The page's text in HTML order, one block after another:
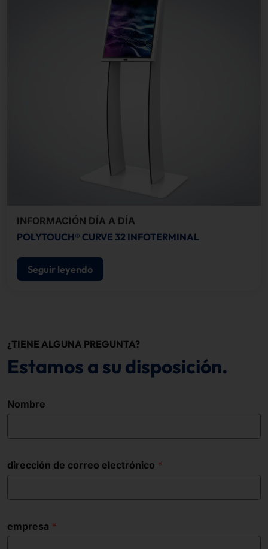
INFORMACIÓN DÍA A DÍA
POLYTOUCH® CURVE 32 INFOTERMINAL
Seguir leyendo
¿TIENE ALGUNA PREGUNTA?
Estamos a su disposición.
Nombre
dirección de correo electrónico
empresa